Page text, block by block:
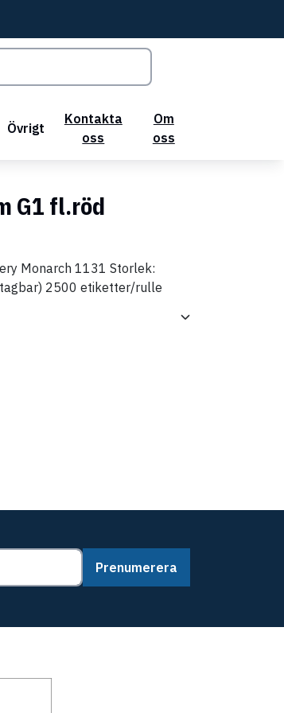
Övrigt
Kontakta
oss
Om
oss
G1 fl.röd
Monarch 1131 Storlek:
2500 etiketter/rulle
Prenumerera